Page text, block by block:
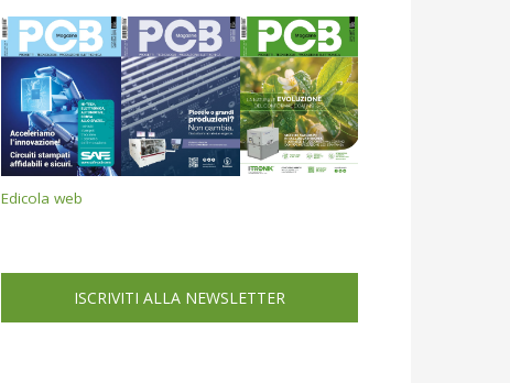
Edicola web
ISCRIVITI ALLA NEWSLETTER